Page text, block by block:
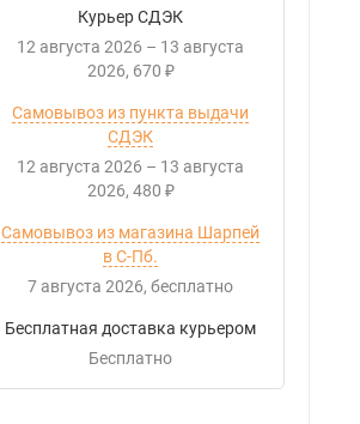
Курьер СДЭК
12 августа 2026 – 13 августа
2026 670 ₽
Самовывоз из пункта выдачи
СДЭК
12 августа 2026 – 13 августа
2026 480 ₽
Самовывоз из магазина Шарпей
в С-Пб.
7 августа 2026
Бесплатно
Бесплатная доставка курьером
Бесплатно